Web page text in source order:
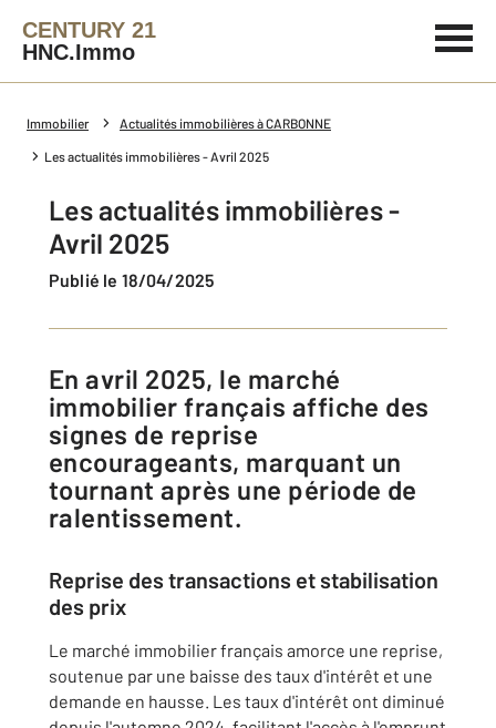
CENTURY 21
HNC.Immo
Immobilier Actualités immobilières à CARBONNE
Les actualités immobilières - Avril 2025
Les actualités immobilières -
Avril 2025
Publié le 18/04/2025
immobilier français affiche des
signes de reprise
encourageants, marquant un
tournant après une période de
ralentissement.
Reprise des transactions et stabilisation
des prix
Le marché immobilier français amorce une reprise,
soutenue par une baisse des taux d'intérêt et une
demande en hausse. Les taux d'intérêt ont diminué